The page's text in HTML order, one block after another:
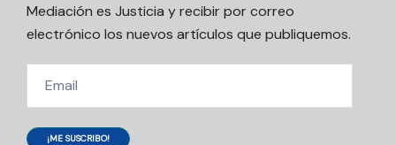
Mediación es Justicia y recibir por correo
electrónico los nuevos artículos que publiquemos.
¡ME SUSCRIBO!